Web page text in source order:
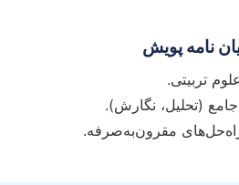
نامه پویش
تربیتی.
(تحلیل، نگارش).
مقرون‌به‌صرفه.